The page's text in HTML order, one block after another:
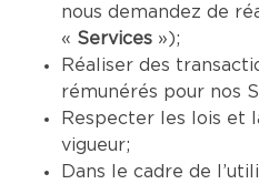
nous demandez de
« Services »);
Réaliser des
rémunérés pour nos
Respecter les lois et
vigueur;
Dans le cadre de